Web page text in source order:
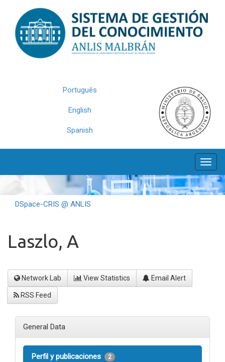
navigation
Português
English
Spanish
DSpace-CRIS @ ANLIS
Laszlo, A
Network Lab View Statistics Email Alert
RSS Feed
General Data
Perfil y publicaciones 2